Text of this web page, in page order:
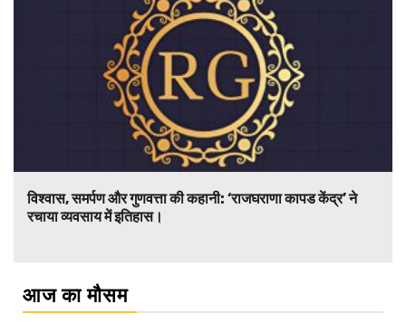
विश्वास, समर्पण और गुणवत्ता की कहानी: ‘राजघराणा कापड केंद्र’ ने
रचाया व्यवसाय में इतिहास।
आज का मौसम